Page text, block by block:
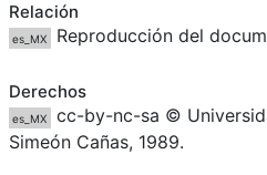
Relación
es_MX Reproducción del
Derechos
es_MX
cc-by-nc-sa ©
Simeón Cañas, 1989.